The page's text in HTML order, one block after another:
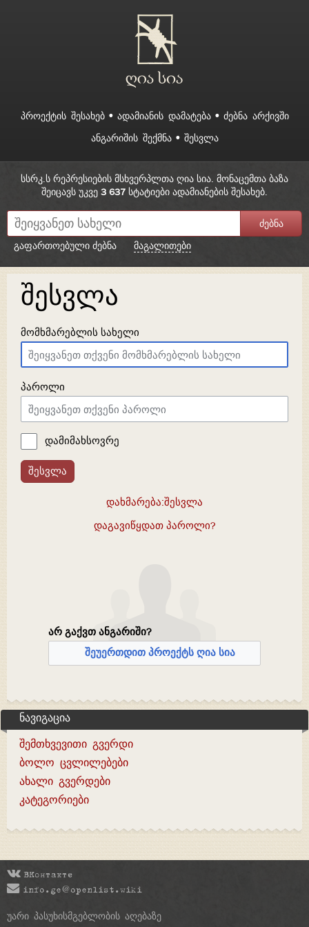
ᲞᲠᲝᲔᲥᲢᲘᲡ ᲨᲔᲡᲐᲮᲔᲑ ᲐᲓᲐᲛᲘᲐᲜᲘᲡ ᲓᲐᲛᲐᲢᲔᲑᲐ ᲫᲔᲑᲜᲐ ᲐᲠᲥᲘᲕᲨᲘ
ᲐᲜᲒᲐᲠᲘᲨᲘᲡ ᲨᲔᲥᲛᲜᲐ ᲨᲔᲡᲕᲚᲐ
სსრკ.ს რეპრესიების მსხვერპლთა ღია სია. მონაცემთა ბაზა
შეიცავს უკვე 3 637 სტატიები ადამიანების შესახებ.
გაფართოებული ძებნა მაგალითები
შესვლა
მომხმარებლის სახელი
პაროლი
დამიმახსოვრე
შესვლა
დახმარება:შესვლა
დაგავიწყდათ პაროლი?
არ გაქვთ ანგარიში?
შეუერთდით პროექტს ღია სია
ნავიგაცია
შემთხვევითი გვერდი
ბოლო ცვლილებები
ახალი გვერდები
კატეგორიები
ВКонтакте
info.ge@openlist.wiki
უარი პასუხისმგებლობის აღებაზე